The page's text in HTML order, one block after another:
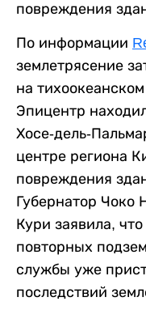
повреждения
По информации
землетрясение
на
Эпицентр
Хосе-дель-
центре региона
повреждения
Губернатор Чоко
Кури заявила,
повторных
службы уже
последствий